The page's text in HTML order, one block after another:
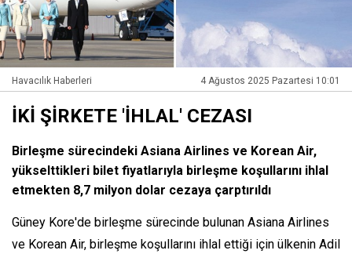
Havacılık Haberleri 4 Ağustos 2025 Pazartesi 10:01
İKİ ŞİRKETE 'İHLAL' CEZASI
Birleşme sürecindeki Asiana Airlines ve Korean Air,
yükselttikleri bilet fiyatlarıyla birleşme koşullarını ihlal
etmekten 8,7 milyon dolar cezaya çarptırıldı
Güney Kore'de birleşme sürecinde bulunan Asiana Airlines
ve Korean Air, birleşme koşullarını ihlal ettiği için ülkenin Adil